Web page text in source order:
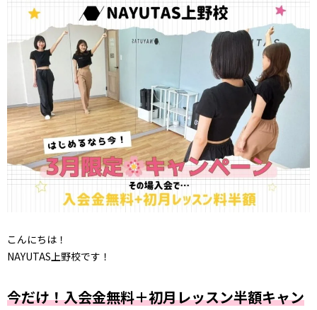
こんにちは！
NAYUTAS上野校です！
今だけ！入会金無料＋初月レッスン半額キャン